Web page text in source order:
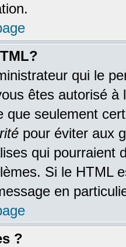
qui le
êtes autorisé à
que seulement
pour éviter aux
qui pourraient
Si le HTML
en
?